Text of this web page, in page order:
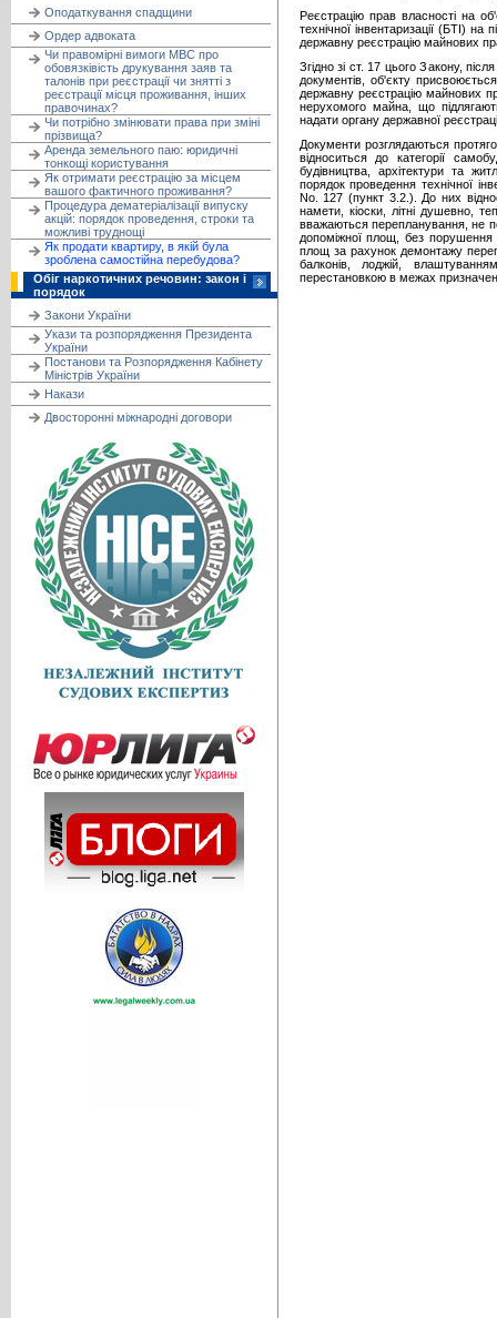
Оподаткування спадщини
Ордер адвоката
Чи правомірні вимоги МВС про
обовязківість друкування заяв та
талонів при реєстрації чи знятті з
реєстрації місця проживання, інших
правочинах?
Чи потрібно змінювати права при зміні
прізвища?
Аренда земельного паю: юридичні
тонкощі користування
Як отримати реєстрацію за місцем
вашого фактичного проживання?
Процедура дематеріалізації випуску
акцій: порядок проведення, строки та
можливі труднощі
Як продати квартиру, в якій була
зроблена самостійна перебудова?
Обіг наркотичних речовин: закон і
порядок
Закони України
Укази та розпорядження Президента
України
Постанови та Розпорядження Кабінету
Міністрів України
Накази
Двосторонні міжнародні договори
Реєстрацію прав власності на
технічної інвентаризації (БТІ)
державну реєстрацію майнових
Згідно зі ст. 17 цього Закону,
документів, об'єкту
державну реєстрацію майнових
нерухомого майна, що
надати органу державної
Документи розглядаються
відноситься до категорії
будівництва, архітектури та
порядок проведення технічної
No. 127 (пункт 3.2.). До них
намети, кіоски, літні душевно,
вважаються перепланування, не
допоміжної площ, без порушення
площ за рахунок демонтажу
балконів, лоджій,
перестановкою в межах